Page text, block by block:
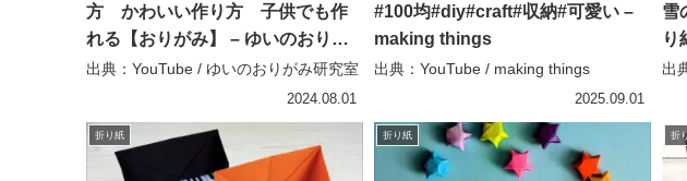
方 かわいい作り方 子供でも作
れる【おりがみ】 – ゆいのおりが
み研究室
出典：YouTube / ゆいのおりがみ研究室
2024.08.01
#100均#diy#craft#収納#可愛い –
making things
出典：YouTube / making things
2025.09.01
雪
り
出
折り紙 折り紙 折